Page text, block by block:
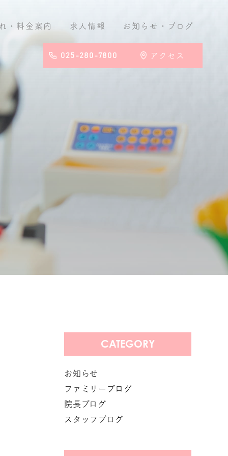
・料金案内 求人情報 お知らせ ・ブログ
025-280-7800 アクセス
CATEGORY
お知らせ
ファミリーブログ
院長ブログ
スタッフブログ